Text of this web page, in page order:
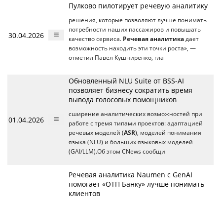
30.04.2026
Пулково пилотирует речевую аналитику
решения, которые позволяют лучше понимать
потребности наших пассажиров и повышать
качество сервиса. Речевая аналитика дает
возможность находить эти точки роста», —
отметил Павел Кушниренко, гла
01.04.2026
Обновленный NLU Suite от BSS-AI
позволяет бизнесу сократить время
вывода голосовых помощников
сширение аналитических возможностей при
работе с тремя типами проектов: адаптацией
речевых моделей (ASR), моделей понимания
языка (NLU) и больших языковых моделей
(GAI/LLM).Об этом CNews сообщи
Речевая аналитика Naumen c GenAI
помогает «ОТП Банку» лучше понимать
клиентов